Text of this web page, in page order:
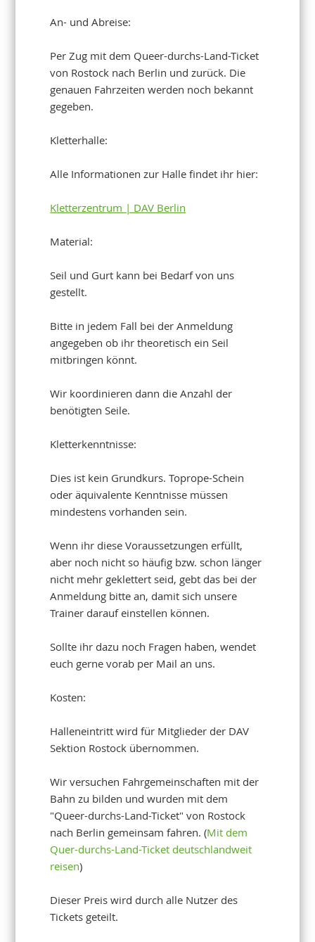
An- und Abreise:
Per Zug mit dem Queer-durchs-Land-Ticket
von Rostock nach Berlin und zurück. Die
genauen Fahrzeiten werden noch bekannt
gegeben.
Kletterhalle:
Alle Informationen zur Halle findet ihr hier:
Kletterzentrum | DAV Berlin
Material:
Seil und Gurt kann bei Bedarf von uns
gestellt.
Bitte in jedem Fall bei der Anmeldung
angegeben ob ihr theoretisch ein Seil
mitbringen könnt.
Wir koordinieren dann die Anzahl der
benötigten Seile.
Kletterkenntnisse:
Dies ist kein Grundkurs. Toprope-Schein
oder äquivalente Kenntnisse müssen
mindestens vorhanden sein.
Wenn ihr diese Voraussetzungen erfüllt,
aber noch nicht so häufig bzw. schon länger
nicht mehr geklettert seid, gebt das bei der
Anmeldung bitte an, damit sich unsere
Trainer darauf einstellen können.
Sollte ihr dazu noch Fragen haben, wendet
euch gerne vorab per Mail an uns.
Kosten:
Halleneintritt wird für Mitglieder der DAV
Sektion Rostock übernommen.
Wir versuchen Fahrgemeinschaften mit der
Bahn zu bilden und wurden mit dem
"Queer-durchs-Land-Ticket" von Rostock
nach Berlin gemeinsam fahren. (Mit dem
Quer-durchs-Land-Ticket deutschlandweit
reisen)
Dieser Preis wird durch alle Nutzer des
Tickets geteilt.